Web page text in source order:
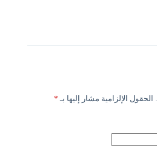
الحقول الإلزامية مشار إليها بـ *